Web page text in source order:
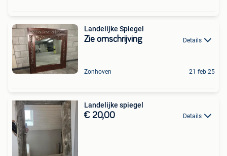
Landelijke Spiegel
Zie omschrijving Details
Zonhoven 21 feb 25
Landelijke spiegel
€ 20,00 Details